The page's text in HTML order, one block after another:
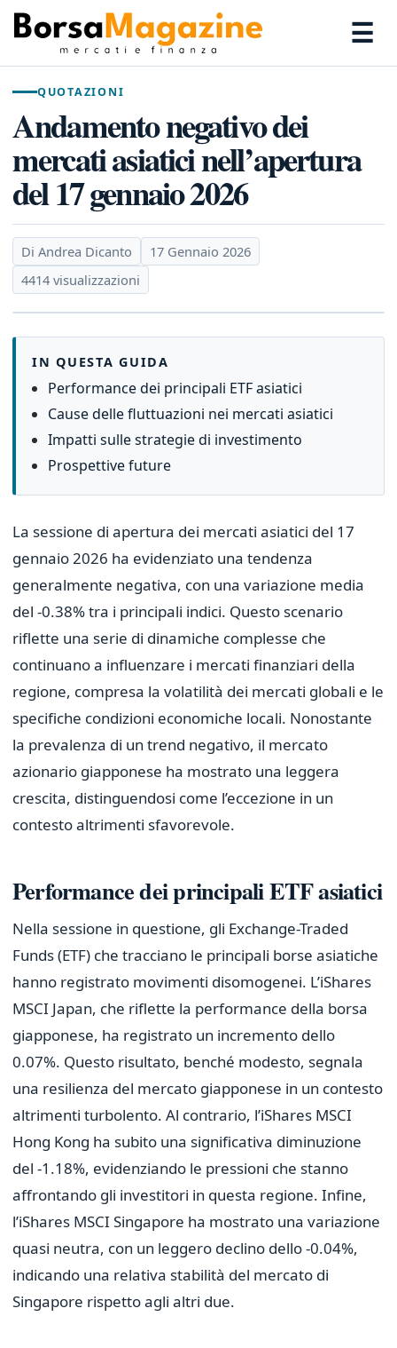
☰
QUOTAZIONI
Andamento negativo dei
mercati asiatici nell’apertura
del 17 gennaio 2026
Di Andrea Dicanto
17 Gennaio 2026
4414 visualizzazioni
IN QUESTA GUIDA
Performance dei principali ETF asiatici
Cause delle fluttuazioni nei mercati asiatici
Impatti sulle strategie di investimento
Prospettive future
La sessione di apertura dei mercati asiatici del 17
gennaio 2026 ha evidenziato una tendenza
generalmente negativa, con una variazione media
del -0.38% tra i principali indici. Questo scenario
riflette una serie di dinamiche complesse che
continuano a influenzare i mercati finanziari della
regione, compresa la volatilità dei mercati globali e le
specifiche condizioni economiche locali. Nonostante
la prevalenza di un trend negativo, il mercato
azionario giapponese ha mostrato una leggera
crescita, distinguendosi come l’eccezione in un
contesto altrimenti sfavorevole.
Performance dei principali ETF asiatici
Nella sessione in questione, gli Exchange-Traded
Funds (ETF) che tracciano le principali borse asiatiche
hanno registrato movimenti disomogenei. L’iShares
MSCI Japan, che riflette la performance della borsa
giapponese, ha registrato un incremento dello
0.07%. Questo risultato, benché modesto, segnala
una resilienza del mercato giapponese in un contesto
altrimenti turbolento. Al contrario, l’iShares MSCI
Hong Kong ha subito una significativa diminuzione
del -1.18%, evidenziando le pressioni che stanno
affrontando gli investitori in questa regione. Infine,
l’iShares MSCI Singapore ha mostrato una variazione
quasi neutra, con un leggero declino dello -0.04%,
indicando una relativa stabilità del mercato di
Singapore rispetto agli altri due.